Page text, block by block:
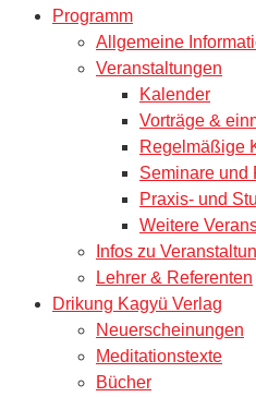
Programm
Allgemeine
Veranstaltungen
Kalender
Vorträge &
Regelmäßige
Seminare und
Praxis- und
Weitere
Infos zu
Lehrer & Referenten
Drikung Kagyü Verlag
Neuerscheinungen
Meditationstexte
Bücher